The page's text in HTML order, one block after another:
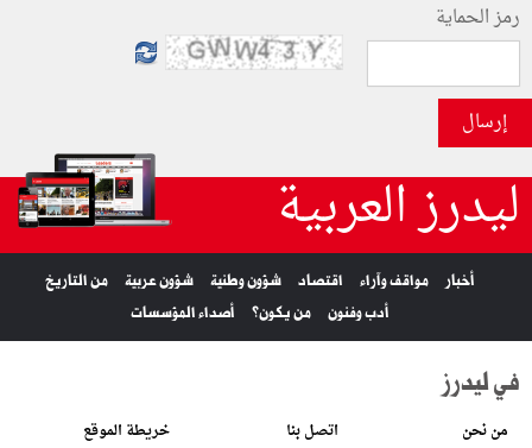
رمز الحماية
إرسال
ليدرز العربية
أخبار مواقف وآراء اقتصاد شؤون وطنية شؤون عربية
من التاريخ
أدب وفنون
من يكون؟ أصداء المؤسسات
في ليدرز
من نحن اتصل بنا خريطة الموقع